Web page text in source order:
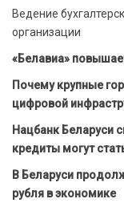
Ведение
организации
«Белавиа»
Почему крупные
цифровой
Нацбанк Беларуси
кредиты могут
В Беларуси
рубля в экономике